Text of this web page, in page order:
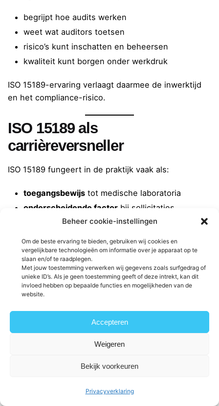
Beheer cookie-instellingen
Om de beste ervaring te bieden, gebruiken wij cookies en
vergelijkbare technologieën om informatie over je apparaat op te
slaan en/of te raadplegen.
Met jouw toestemming verwerken wij gegevens zoals surfgedrag of
unieke ID’s. Als je geen toestemming geeft of deze intrekt, kan dit
invloed hebben op bepaalde functies en mogelijkheden van de
website.
Accepteren
Weigeren
Bekijk voorkeuren
Privacyverklaring
begrijpt hoe audits werken
weet wat auditors toetsen
risico’s kunt inschatten en beheersen
kwaliteit kunt borgen onder werkdruk
ISO 15189-ervaring verlaagt daarmee de inwerktijd
en het compliance-risico.
ISO 15189 als
carrièreversneller
ISO 15189 fungeert in de praktijk vaak als:
toegangsbewijs tot medische laboratoria
onderscheidende factor bij sollicitaties
voor doorgroei naar QA-, validatie- of
Dit sluit aan bij bredere trends binnen de sector,
waarin kwaliteit, traceerbaarheid en regelgeving
steeds zwaarder wegen.
positie op de arbeidsmarkt versterken, zie:
Top 5 certificaten die je kansen op een baan in het